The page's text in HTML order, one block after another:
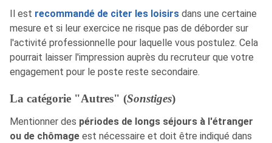
Il est recommandé de citer les loisirs dans une certaine
mesure et si leur exercice ne risque pas de déborder sur
l'activité professionnelle pour laquelle vous postulez. Cela
pourrait laisser l'impression auprès du recruteur que votre
engagement pour le poste reste secondaire.
La catégorie "Autres" (Sonstiges)
Mentionner des périodes de longs séjours à l'étranger
ou de chômage est nécessaire et doit être indiqué dans